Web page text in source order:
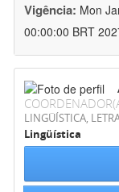
Vigência: Mon
00:00:00 BRT
LINGÜÍSTICA,
Lingüística